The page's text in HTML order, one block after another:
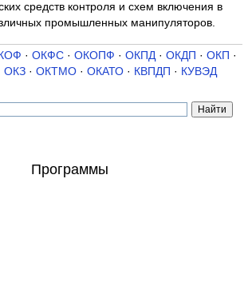
средств контроля и схем включения в
промышленных манипуляторов.
· ОКФС · ОКОПФ · ОКПД· ОКДП · ОКП ·
ОКЗ· ОКТМО· ОКАТО· КВПДП · КУВЭД
Программы